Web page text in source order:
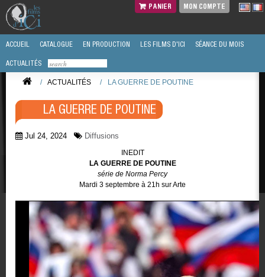
PANIER MON COMPTE
ACCUEIL CATALOGUE EN PRODUCTION LES FILMS D'ICI SÉANCE DU MOIS
ACTUALITÉS
/ ACTUALITÉS / LA GUERRE DE POUTINE
LA GUERRE DE POUTINE
Jul 24, 2024 Diffusions
INEDIT
LA GUERRE DE POUTINE
série de Norma Percy
Mardi 3 septembre à 21h sur Arte